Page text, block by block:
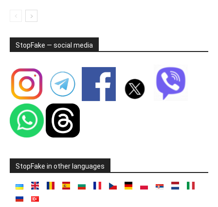
StopFake — social media
StopFake in other languages